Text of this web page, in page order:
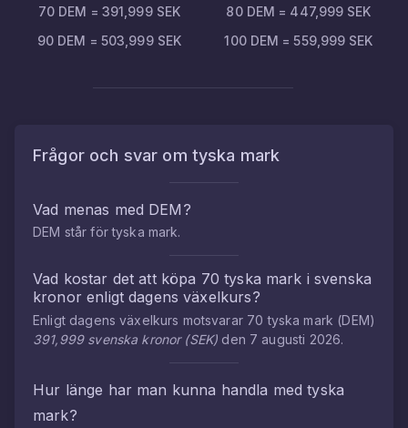
70 DEM = 391,999 SEK 80 DEM = 447,999 SEK
90 DEM = 503,999 SEK 100 DEM =559,999 SEK
Frågor och svar om tyska mark
Vad menas med DEM ?
DEM står förtyska mark.
Vad kostar det att köpa 70tyska mark isvenska
kronorenligt dagens växelkurs?
Enligt dagens växelkurs motsvarar 70tyska mark (DEM)
391,999 svenska kronor(SEK) den 7 augusti 2026.
Hur länge har man kunna handla medtyska
mark?